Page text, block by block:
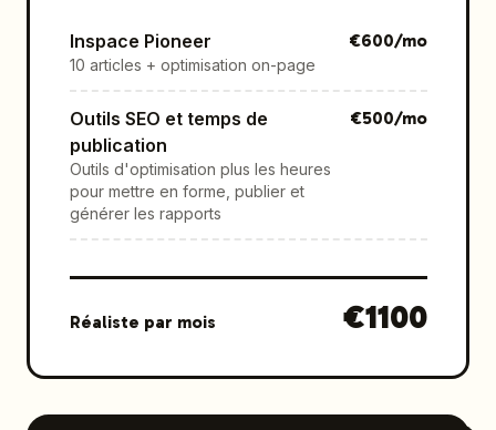
Inspace Pioneer
10 articles + optimisation on-page
€600/mo
Outils SEO et temps de
publication
Outils d'optimisation plus les heures
pour mettre en forme, publier et
générer les rapports
€500/mo
Réaliste par mois €1100